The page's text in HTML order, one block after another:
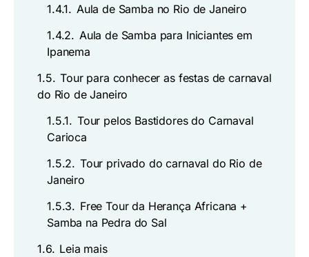
1.4.1. Aula de Samba no Rio de Janeiro
1.4.2. Aula de Samba para Iniciantes em
Ipanema
1.5. Tour para conhecer as festas de carnaval
do Rio de Janeiro
1.5.1. Tour pelos Bastidores do Carnaval
Carioca
1.5.2. Tour privado do carnaval do Rio de
Janeiro
1.5.3. Free Tour da Herança Africana +
Samba na Pedra do Sal
1.6. Leia mais